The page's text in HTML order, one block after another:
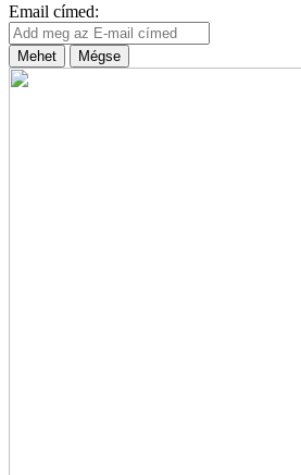
Email címed:
Mehet Mégse